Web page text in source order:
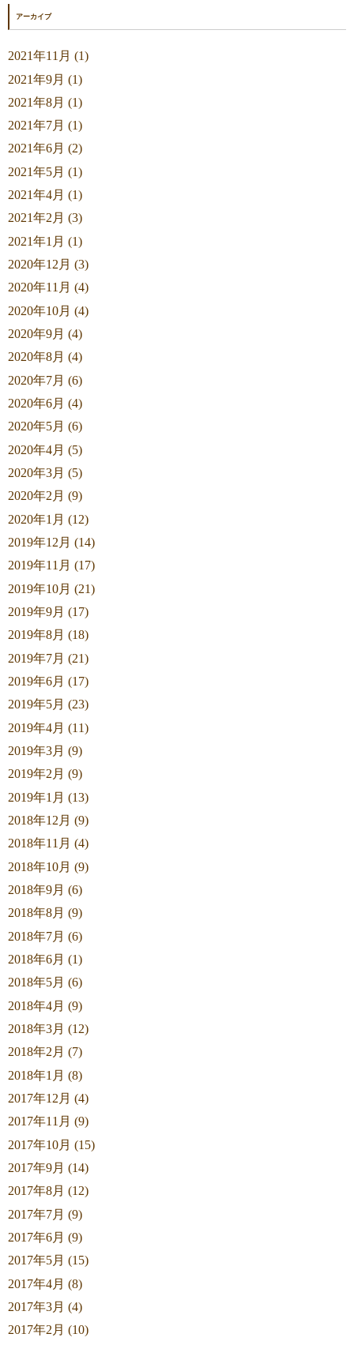
アーカイブ
2021年11月 (1)
2021年9月 (1)
2021年8月 (1)
2021年7月 (1)
2021年6月 (2)
2021年5月 (1)
2021年4月 (1)
2021年2月 (3)
2021年1月 (1)
2020年12月 (3)
2020年11月 (4)
2020年10月 (4)
2020年9月 (4)
2020年8月 (4)
2020年7月 (6)
2020年6月 (4)
2020年5月 (6)
2020年4月 (5)
2020年3月 (5)
2020年2月 (9)
2020年1月 (12)
2019年12月 (14)
2019年11月 (17)
2019年10月 (21)
2019年9月 (17)
2019年8月 (18)
2019年7月 (21)
2019年6月 (17)
2019年5月 (23)
2019年4月 (11)
2019年3月 (9)
2019年2月 (9)
2019年1月 (13)
2018年12月 (9)
2018年11月 (4)
2018年10月 (9)
2018年9月 (6)
2018年8月 (9)
2018年7月 (6)
2018年6月 (1)
2018年5月 (6)
2018年4月 (9)
2018年3月 (12)
2018年2月 (7)
2018年1月 (8)
2017年12月 (4)
2017年11月 (9)
2017年10月 (15)
2017年9月 (14)
2017年8月 (12)
2017年7月 (9)
2017年6月 (9)
2017年5月 (15)
2017年4月 (8)
2017年3月 (4)
2017年2月 (10)